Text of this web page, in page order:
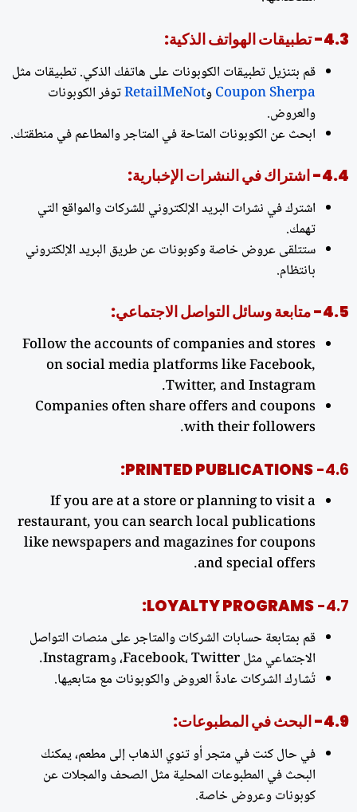
4.3- تطبيقات الهواتف الذكية:
قم بتنزيل تطبيقات الكوبونات على هاتفك الذكي. تطبيقات مثل
Coupon SherpaوRetailMeNotتوفر الكوبونات
والعروض.
ابحث عن الكوبونات المتاحة في المتاجر والمطاعم في منطقتك.
4.4- اشتراك في النشرات الإخبارية:
اشترك في نشرات البريد الإلكتروني للشركات والمواقع التي
تهمك.
ستتلقى عروض خاصة وكوبونات عن طريق البريد الإلكتروني
بانتظام.
4.5- متابعة وسائل التواصل الاجتماعي:
Follow the accounts of companies and stores
on social media platforms like Facebook,
Twitter, and Instagram.
Companies often share offers and coupons
with their followers.
4.6-
PRINTED PUBLICATIONS:
If you are at a store or planning to visit a
restaurant, you can search local publications
like newspapers and magazines for coupons
and special offers.
4.7-
LOYALTY PROGRAMS:
قم بمتابعة حسابات الشركات والمتاجر على منصات التواصل
الاجتماعي مثل Facebook، Twitter، وInstagram.
تُشارك الشركات عادةً العروض والكوبونات مع متابعيها.
4.9- البحث في المطبوعات:
في حال كنت في متجر أو تنوي الذهاب إلى مطعم، يمكنك
البحث في المطبوعات المحلية مثل الصحف والمجلات عن
كوبونات وعروض خاصة.